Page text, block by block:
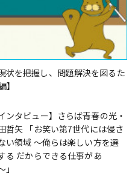
状を把握し、問題解決を図るた
インタビュー】さらば青春の光・
哲矢 「お笑い第7世代には侵さ
い領域 〜俺らは楽しい方を選
る だからできる仕事があ
」